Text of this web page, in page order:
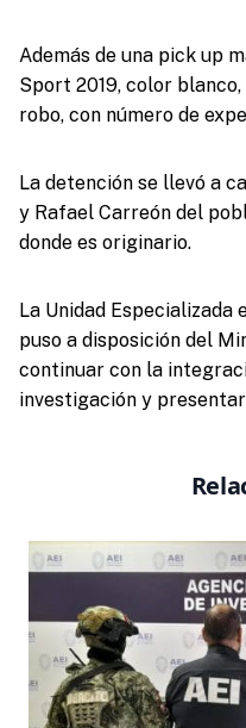
Además de una pick up
Sport 2019, color
robo, con número de
La detención se llevó a
y Rafael Carreón del
donde es originario.
La Unidad Especializada
puso a disposición del
continuar con la
investigación y